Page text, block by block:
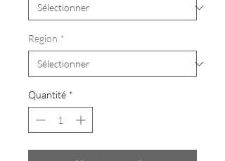
Region *
Quantité *